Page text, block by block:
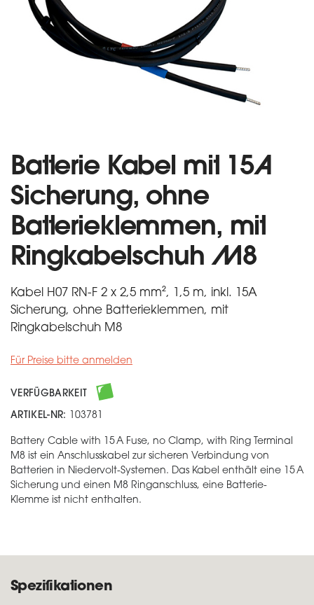
Batterie Kabel mit 15A
Sicherung, ohne
Batterieklemmen, mit
Ringkabelschuh M8
Kabel H07 RN-F 2 x 2,5 mm², 1,5 m, inkl. 15A
Sicherung, ohne Batterieklemmen, mit
Ringkabelschuh M8
Für Preise bitte anmelden
VERFÜGBARKEIT
ARTIKEL-NR: 103781
Battery Cable with 15 A Fuse, no Clamp, with Ring Terminal
M8 ist ein Anschlusskabel zur sicheren Verbindung von
Batterien in Niedervolt-Systemen. Das Kabel enthält eine 15 A
Sicherung und einen M8 Ringanschluss, eine Batterie-
Klemme ist nicht enthalten.
Spezifikationen